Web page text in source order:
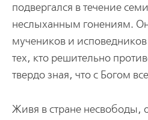
подвергался в течение
неслыханным гонениям.
мучеников и
тех, кто решительно
твердо зная, что с Богом
Живя в стране